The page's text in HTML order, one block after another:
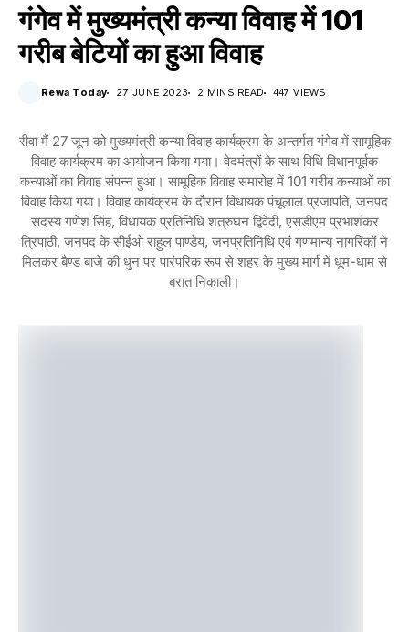
गंगेव में मुख्यमंत्री कन्या विवाह में 101
गरीब बेटियों का हुआ विवाह
Rewa Today 27 JUNE 2023 2 MINS READ 447 VIEWS
रीवा मैं 27 जून को मुख्यमंत्री कन्या विवाह कार्यक्रम के अन्तर्गत गंगेव में सामूहिक
विवाह कार्यक्रम का आयोजन किया गया। वेदमंत्रों के साथ विधि विधानपूर्वक
कन्याओं का विवाह संपन्न हुआ। सामूहिक विवाह समारोह में 101 गरीब कन्याओं का
विवाह किया गया। विवाह कार्यक्रम के दौरान विधायक पंचूलाल प्रजापति, जनपद
सदस्य गणेश सिंह, विधायक प्रतिनिधि शत्रुघन द्विवेदी, एसडीएम प्रभाशंकर
त्रिपाठी, जनपद के सीईओ राहुल पाण्डेय, जनप्रतिनिधि एवं गणमान्य नागरिकों ने
मिलकर बैण्ड बाजे की धुन पर पारंपरिक रूप से शहर के मुख्य मार्ग में धूम-धाम से
बरात निकाली।